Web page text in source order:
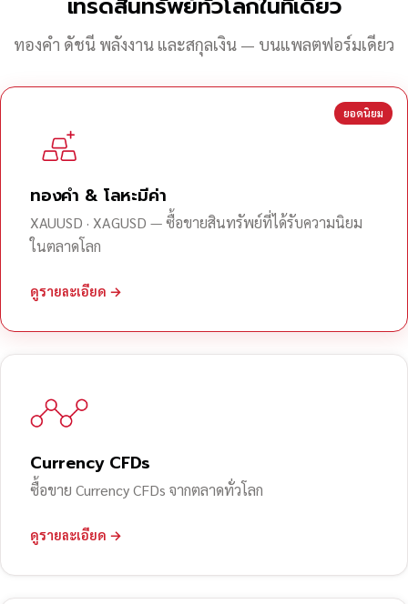
ทองคำ ดัชนี พลังงาน และสกุลเงิน — บนแพลตฟอร์มเดียว
ยอดนิยม
ทองคำ & โลหะมีค่า
XAUUSD · XAGUSD — ซื้อขายสินทรัพย์ที่ได้รับความนิยม
ในตลาดโลก
ดูรายละเอียด →
Currency CFDs
ซื้อขาย Currency CFDs จากตลาดทั่วโลก
ดูรายละเอียด →